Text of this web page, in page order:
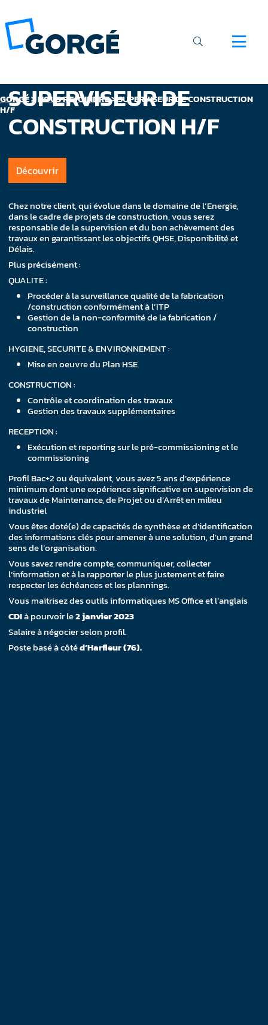
GORGÉ>NOUS REJOINDRE> SUPERVISEUR DE CONSTRUCTION
H/FSUPERVISEUR DE
CONSTRUCTION H/F
Découvrir
Chez notre client, qui évolue dans le domaine de l’Energie,
dans le cadre de projets de construction, vous serez
responsable de la supervision et du bon achèvement des
travaux en garantissant les objectifs QHSE, Disponibilité et
Délais.
Plus précisément :
QUALITE :
Procéder à la surveillance qualité de la fabrication
/construction conformément à l’ITP
Gestion de la non-conformité de la fabrication /
construction
HYGIENE, SECURITE & ENVIRONNEMENT :
Mise en oeuvre du Plan HSE
CONSTRUCTION :
Contrôle et coordination des travaux
Gestion des travaux supplémentaires
RECEPTION :
Exécution et reporting sur le pré-commissioning et le
commissioning
Profil Bac+2 ou équivalent, vous avez 5 ans d’expérience
minimum dont une expérience significative en supervision de
travaux de Maintenance, de Projet ou d’Arrêt en milieu
industriel
Vous êtes doté(e) de capacités de synthèse et d’identification
des informations clés pour amener à une solution, d’un grand
sens de l’organisation.
Vous savez rendre compte, communiquer, collecter
l’information et à la rapporter le plus justement et faire
respecter les échéances et les plannings.
Vous maitrisez des outils informatiques MS Office et l’anglais
CDIà pourvoir le2 janvier 2023
Salaire à négocier selon profil.
Poste basé à côtéd’Harfleur (76).